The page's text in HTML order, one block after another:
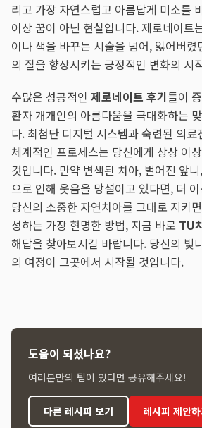
리고 가장 자연스럽고 아름답게 미소를
이상 꿈이 아닌 현실입니다. 제로네이트
이나 색을 바꾸는 시술을 넘어, 잃어버
의 질을 향상시키는 긍정적인 변화의 시
수많은 성공적인 제로네이트 후기들이
환자 개개인의 아름다움을 극대화하는
다. 최첨단 디지털 시스템과 숙련된 의료
체계적인 프로세스는 당신에게 상상 이
것입니다. 만약 변색된 치아, 벌어진 앞
으로 인해 웃음을 망설이고 있다면, 더
당신의 소중한 자연치아를 그대로 지키
성하는 가장 현명한 방법, 지금 바로 TU
해답을 찾아보시길 바랍니다. 당신의 빛
의 여정이 그곳에서 시작될 것입니다.
도움이 되셨나요?
여러분만의 팁이 있다면 공유해주세요!
다른 레시피 보기 레시피 제안